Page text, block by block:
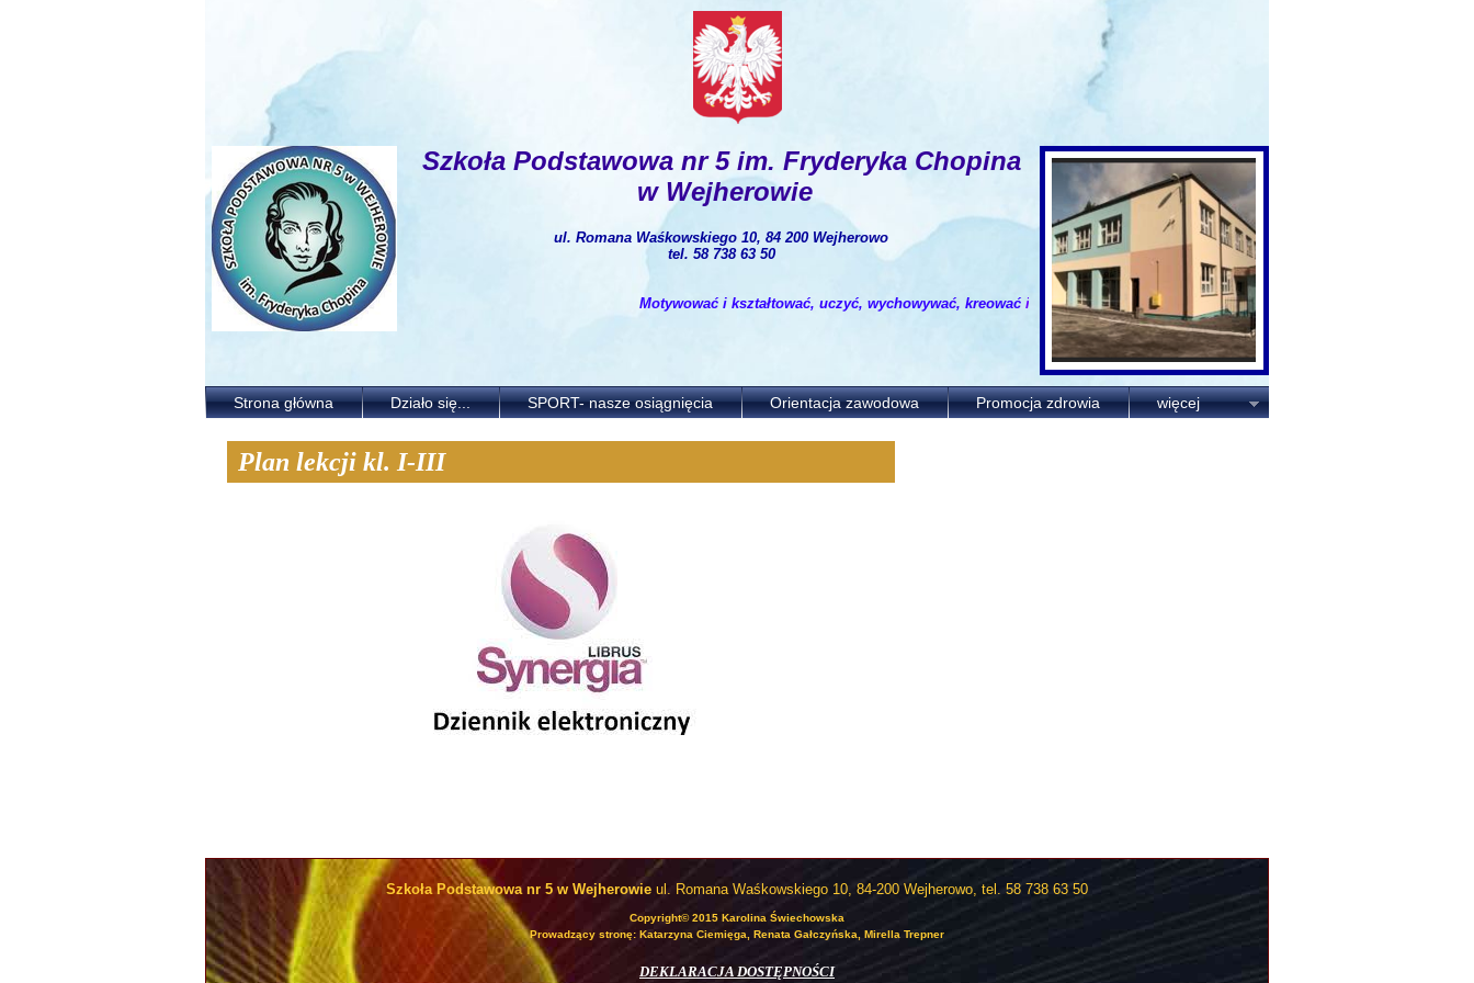
Szkoła Podstawowa nr 5 im. Fryderyka Chopina
w Wejherowie
ul. Romana Waśkowskiego 10, 84 200 Wejherowo
tel. 58 738 63 50
Motywować i kształtować, uczyć, wychowywać, kreowaći in s ować.
Strona główna Działo się... SPORT- nasze osiągnięcia Orientacja zawodowa Promocja zdrowia więcej
Plan lekcji kl. I-III
Szkoła Podstawowa nr 5 w Wejherowie ul. Romana Waśkowskiego 10, 84-200 Wejherowo, tel. 58 738 63 50
Copyright© 2015 Karolina Świechowska
Prowadzący stronę: Katarzyna Ciemięga, Renata Gałczyńska, Mirella Trepner
DEKLARACJA DOSTĘPNOŚCI